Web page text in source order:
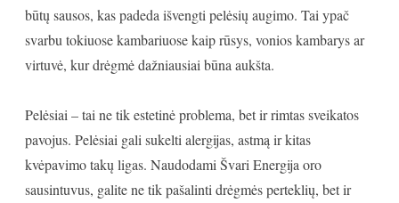
būtų sausos, kas padeda išvengti pelėsių augimo. Tai ypač
svarbu tokiuose kambariuose kaip rūsys, vonios kambarys ar
virtuvė, kur drėgmė dažniausiai būna aukšta.
Pelėsiai – tai ne tik estetinė problema, bet ir rimtas sveikatos
pavojus. Pelėsiai gali sukelti alergijas, astmą ir kitas
kvėpavimo takų ligas. Naudodami Švari Energija oro
sausintuvus, galite ne tik pašalinti drėgmės perteklių, bet ir